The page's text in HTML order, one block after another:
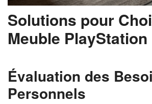
Solutions pour
Meuble PlayStation
Évaluation des
Personnels